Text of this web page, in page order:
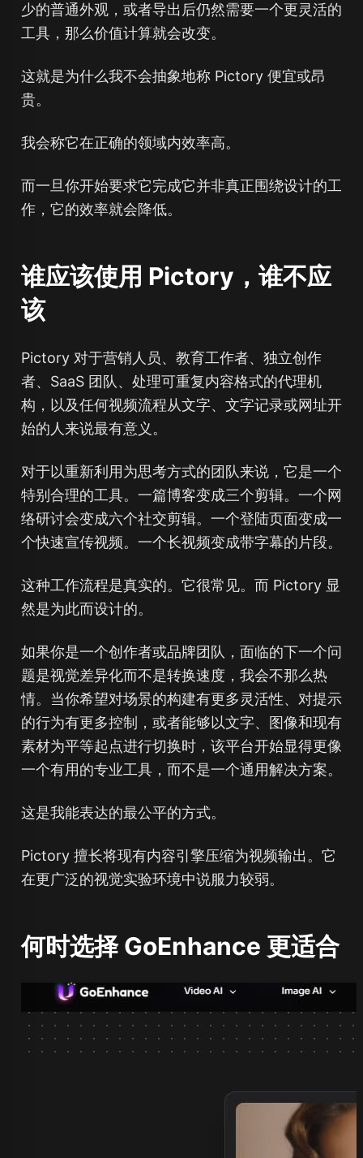
少的普通外观，或者导出后仍然需要一个更灵活的
工具，那么价值计算就会改变。
这就是为什么我不会抽象地称 Pictory 便宜或昂
贵。
我会称它在正确的领域内效率高。
而一旦你开始要求它完成它并非真正围绕设计的工
作，它的效率就会降低。
谁应该使用 Pictory，谁不应
该
Pictory 对于营销人员、教育工作者、独立创作
者、SaaS 团队、处理可重复内容格式的代理机
构，以及任何视频流程从文字、文字记录或网址开
始的人来说最有意义。
对于以重新利用为思考方式的团队来说，它是一个
特别合理的工具。一篇博客变成三个剪辑。一个网
络研讨会变成六个社交剪辑。一个登陆页面变成一
个快速宣传视频。一个长视频变成带字幕的片段。
这种工作流程是真实的。它很常见。而 Pictory 显
然是为此而设计的。
如果你是一个创作者或品牌团队，面临的下一个问
题是视觉差异化而不是转换速度，我会不那么热
情。当你希望对场景的构建有更多灵活性、对提示
的行为有更多控制，或者能够以文字、图像和现有
素材为平等起点进行切换时，该平台开始显得更像
一个有用的专业工具，而不是一个通用解决方案。
这是我能表达的最公平的方式。
Pictory 擅长将现有内容引擎压缩为视频输出。它
在更广泛的视觉实验环境中说服力较弱。
何时选择 GoEnhance 更适合